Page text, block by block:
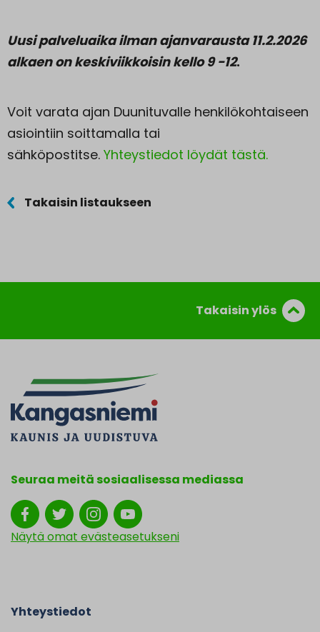
Uusi palveluaika ilman ajanvarausta 11.2.2026
alkaen on keskiviikkoisin kello 9 -12.
Voit varata ajan Duunituvalle henkilökohtaiseen
asiointiin soittamalla tai
sähköpostitse. Yhteystiedot löydät tästä.
Takaisin listaukseen
Takaisin ylös
Seuraa meitä sosiaalisessa mediassa
Näytä omat evästeasetukseni
Yhteystiedot